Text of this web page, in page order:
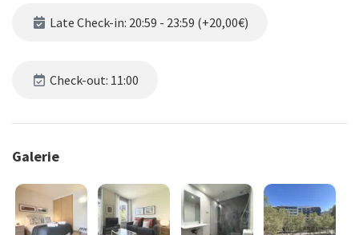
Late Check-in: 20:59 - 23:59 (+20,00€)
Check-out: 11:00
Galerie